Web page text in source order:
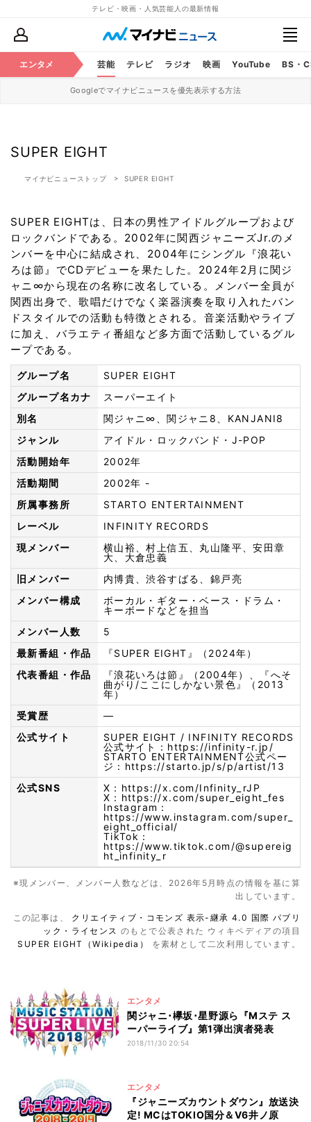
テレビ・映画・人気芸能人の最新情報
エンタメ 芸能 テレビ ラジオ 映画 YouTube BS・
Googleでマイナビニュースを優先表示する方法
SUPER EIGHT
マイナビニューストップ SUPER EIGHT
SUPER EIGHTは、日本の男性アイドルグループおよび
ロックバンドである。2002年に関西ジャニーズJr.のメ
ンバーを中心に結成され、2004年にシングル『浪花い
ろは節』でCDデビューを果たした。2024年2月に関ジ
ャニ∞から現在の名称に改名している。メンバー全員が
関西出身で、歌唱だけでなく楽器演奏を取り入れたバン
ドスタイルでの活動も特徴とされる。音楽活動やライブ
に加え、バラエティ番組など多方面で活動しているグル
ープである。
グループ名
SUPER EIGHT
グループ名カナ
スーパーエイト
別名
関ジャニ∞、関ジャニ8、KANJANI8
ジャンル
アイドル・ロックバンド・J-POP
活動開始年
2002年
活動期間
2002年 -
所属事務所
STARTO ENTERTAINMENT
レーベル
INFINITY RECORDS
現メンバー
横山裕、村上信五、丸山隆平、安田章
大、大倉忠義
旧メンバー
内博貴、渋谷すばる、錦戸亮
メンバー構成
ボーカル・ギター・ベース・ドラム・
キーボードなどを担当
メンバー人数
5
最新番組・作品
『SUPER EIGHT』（2024年）
代表番組・作品
『浪花いろは節』（2004年）、『へそ
曲がり/ここにしかない景色』（2013
年）
受賞歴
—
公式サイト
SUPER EIGHT / INFINITY RECORDS
公式サイト： https://infinity-r.jp/
STARTO ENTERTAINMENT公式ペー
ジ： https://starto.jp/s/p/artist/13
公式SNS
X： https://x.com/Infinity_rJP
X： https://x.com/super_eight_fes
Instagram：
https://www.instagram.com/super_
eight_official/
TikTok：
https://www.tiktok.com/@supereig
ht_infinity_r
※現メンバー、メンバー人数などは、2026年5月時点の情報を基に算
出しています。
この記事は、 クリエイティブ・コモンズ 表示-継承 4.0 国際 パブリ
ック・ライセンス のもとで公表された ウィキペディアの項目
SUPER EIGHT（Wikipedia） を素材として二次利用しています。
エンタメ
関ジャニ･欅坂･星野源ら『Mステ ス
ーパーライブ』第1弾出演者発表
2018/11/30 20:54
エンタメ
『ジャニーズカウントダウン』放送決
定! MCはTOKIO国分＆V6井ノ原